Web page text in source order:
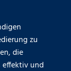
zu
die
und